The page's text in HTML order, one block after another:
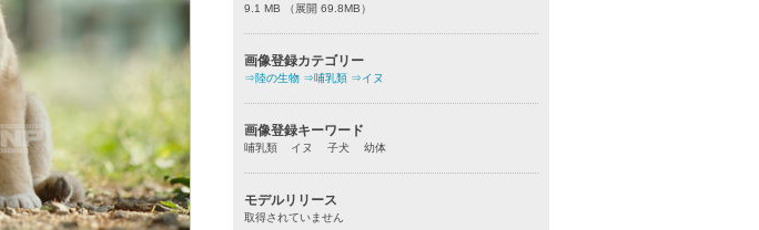
9.1 MB （展開 69.8MB）
画像登録カテゴリー
⇒陸の生物 ⇒哺乳類 ⇒イヌ
画像登録キーワード
哺乳類 イヌ 子犬 幼体
モデルリリース
取得されていません